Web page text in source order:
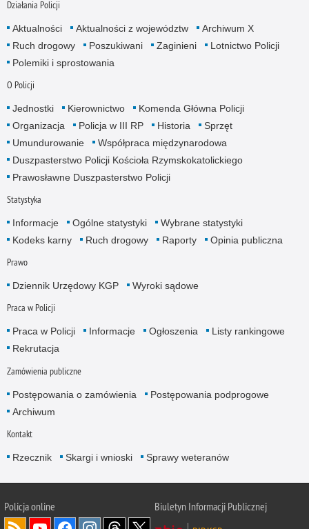
Działania Policji
Aktualności Aktualności z województw
Archiwum X
Ruch drogowy
Poszukiwani Zaginieni
Lotnictwo Policji
Polemiki i sprostowania
O Policji
Jednostki Kierownictwo
Komenda Główna Policji
Organizacja
Policja w III RP Historia
Sprzęt
Umundurowanie
Współpraca międzynarodowa
Duszpasterstwo Policji Kościoła Rzymskokatolickiego
Prawosławne Duszpasterstwo Policji
Statystyka
Informacje Ogólne statystyki
Wybrane statystyki
Kodeks karny
Ruch drogowy Raporty Opinia publiczna
Prawo
Dziennik Urzędowy KGP Wyroki sądowe
Praca w Policji
Praca w Policji Informacje Ogłoszenia
Listy rankingowe
Rekrutacja
Zamówienia publiczne
Postępowania o zamówienia
Postępowania podprogowe
Archiwum
Kontakt
Rzecznik Skargi i wnioski Sprawy weteranów
Policjaonline
Biuletyn Informacji Publicznej